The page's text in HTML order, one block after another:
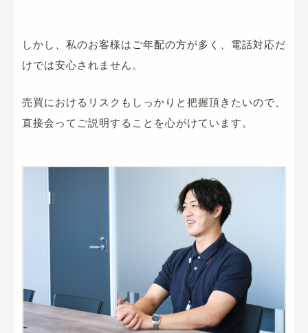
しかし、私のお客様はご年配の方が多く、電話対応だ
けでは安心されません。
売買におけるリスクもしっかりと把握頂きたいので、
直接会ってご説明することを心がけています。